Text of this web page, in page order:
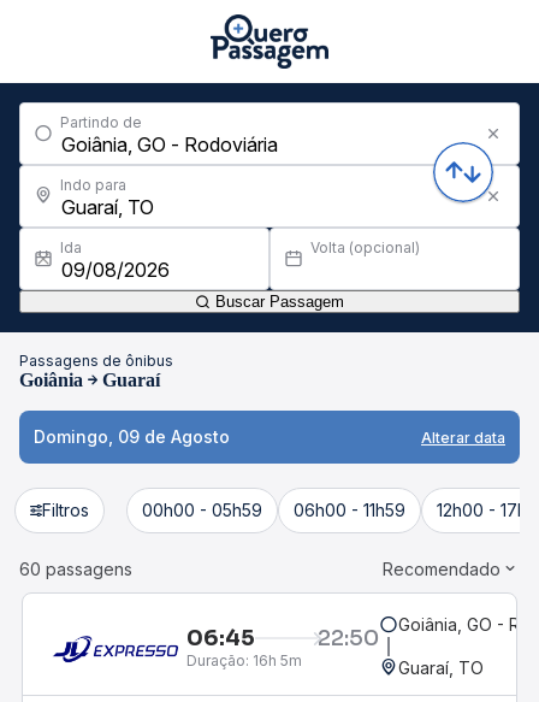
Partindo de
Indo para
Ida Volta (opcional)
Buscar Passagem
Passagens de ônibus
Goiânia Guaraí
Domingo, 09 de Agosto Alterar data
Filtros 00h00 - 05h59 06h00 - 11h59 12h00 -
60 passagens Recomendado
06:45 22:50
Duração: 16h 5m
Goiânia, GO -
Guaraí, TO